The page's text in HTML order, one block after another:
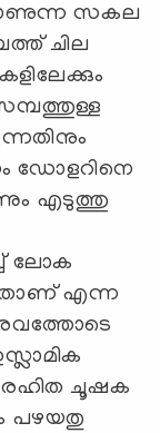
സകല
ചില
സമ്പത്തുള്ള
ഡോളറിനെ
എടുത്തു
ലോക
എന്ന
രഹിത ചൂഷക
പഴയതു